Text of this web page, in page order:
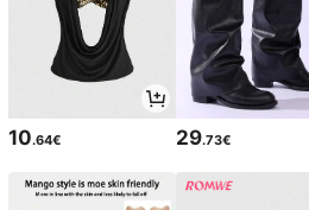
10.64€ 29.73€